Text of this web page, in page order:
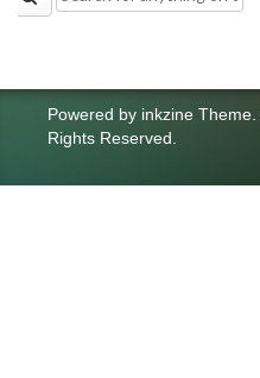
for:
Powered by inkzine Theme
Rights Reserved.